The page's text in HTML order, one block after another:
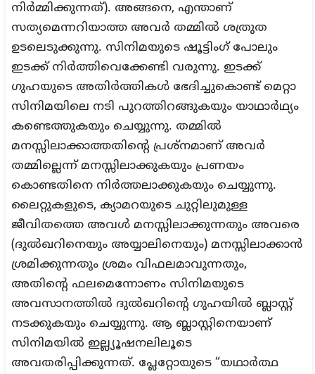
നിർമ്മിക്കുന്നത്). അങ്ങനെ, എന്താണ്
സത്യമെന്നറിയാത്ത അവർ തമ്മിൽ ശത്രുത
ഉടലെടുക്കുന്നു. സിനിമയുടെ ഷൂട്ടിംഗ് പോലും
ഇടക്ക് നിർത്തിവെക്കേണ്ടി വരുന്നു. ഇടക്ക്
ഗുഹയുടെ അതിർത്തികൾ ഭേദിച്ചുകൊണ്ട് മെറ്റാ
സിനിമയിലെ നടി പുറത്തിറങ്ങുകയും യാഥാർഥ്യം
കണ്ടെത്തുകയും ചെയ്യുന്നു. തമ്മിൽ
മനസ്സിലാക്കാത്തതിന്റെ പ്രശ്നമാണ് അവർ
തമ്മില്ലെന്ന് മനസ്സിലാക്കുകയും പ്രണയം
കൊണ്ടതിനെ നിർത്തലാക്കുകയും ചെയ്യുന്നു.
ലൈറ്റുകളുടെ, ക്യാമറയുടെ ചുറ്റിലുമുള്ള
ജീവിതത്തെ അവൾ മനസ്സിലാക്കുന്നതും അവരെ
(ദുൽഖറിനെയും അയ്യാലിനെയും) മനസ്സിലാക്കാൻ
ശ്രമിക്കുന്നതും ശ്രമം വിഫലമാവുന്നതും,
അതിന്റെ ഫലമെന്നോണം സിനിമയുടെ
അവസാനത്തിൽ ദുൽഖറിന്റെ ഗുഹയിൽ ബ്ലാസ്റ്റ്
നടക്കുകയും ചെയ്യുന്നു. ആ ബ്ലാസ്റ്റിനെയാണ്
സിനിമയിൽ ഇല്ല്യൂഷനലിലൂടെ
അവതരിപ്പിക്കുന്നത്. പ്ലേറ്റോയുടെ “യഥാർത്ഥ